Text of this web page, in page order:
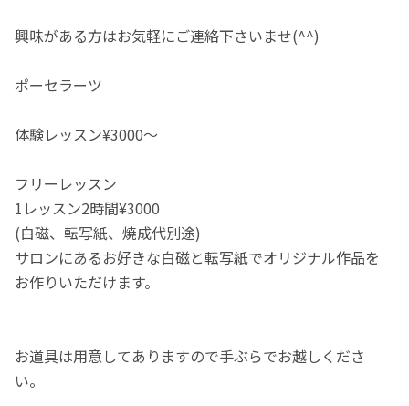
興味がある方はお気軽にご連絡下さいませ(^^)
ポーセラーツ
体験レッスン¥3000～
フリーレッスン
1レッスン2時間¥3000
(白磁、転写紙、焼成代別途)
サロンにあるお好きな白磁と転写紙でオリジナル作品を
お作りいただけます。
お道具は用意してありますので手ぶらでお越しくださ
い。